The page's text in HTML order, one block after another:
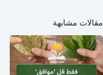
مقالات مشابهة